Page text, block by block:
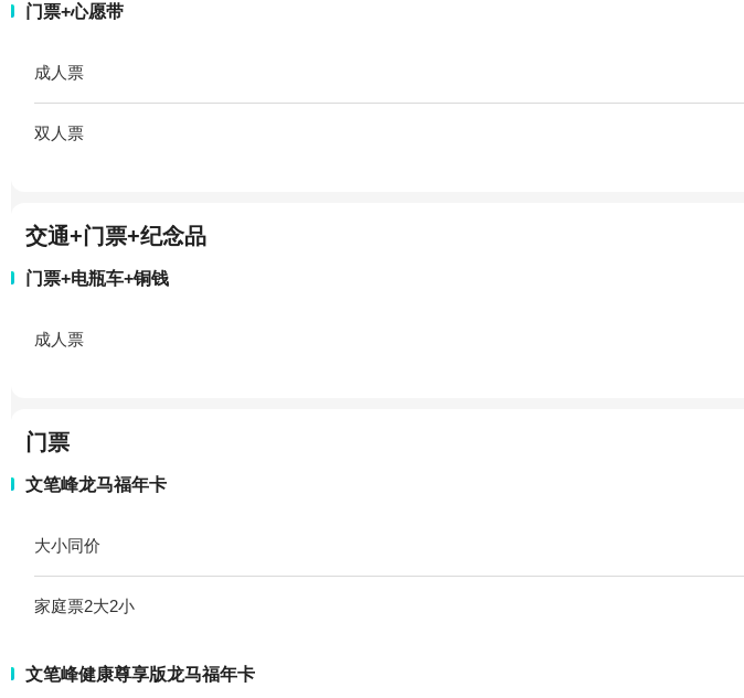
门票+心愿带
成人票
双人票
交通+门票+纪念品
门票+电瓶车+铜钱
成人票
门票
文笔峰龙马福年卡
大小同价
家庭票2大2小
文笔峰健康尊享版龙马福年卡